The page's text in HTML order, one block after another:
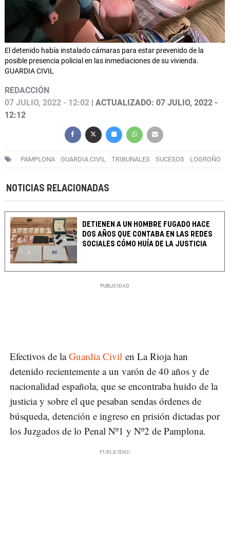
El detenido había instalado cámaras para estar prevenido de la
posible presencia policial en las inmediaciones de su vivienda.
GUARDIA CIVIL
REDACCIÓN
07 JULIO, 2022 - 12:02 | ACTUALIZADO: 07 JULIO, 2022 -
12:12
PAMPLONA GUARDIA CIVIL TRIBUNALES SUCESOS LOGROÑO
NOTICIAS RELACIONADAS
DETIENEN A UN HOMBRE FUGADO HACE
DOS AÑOS QUE CONTABA EN LAS REDES
SOCIALES CÓMO HUÍA DE LA JUSTICIA
Efectivos de laGuardia Civil en La Rioja han
detenido recientemente a un varón de 40 años y de
nacionalidad española, que se encontraba huido de la
justicia y sobre el que pesaban sendas órdenes de
búsqueda, detención e ingreso en prisión dictadas por
los Juzgados de lo Penal Nº1 y Nº2 de Pamplona.